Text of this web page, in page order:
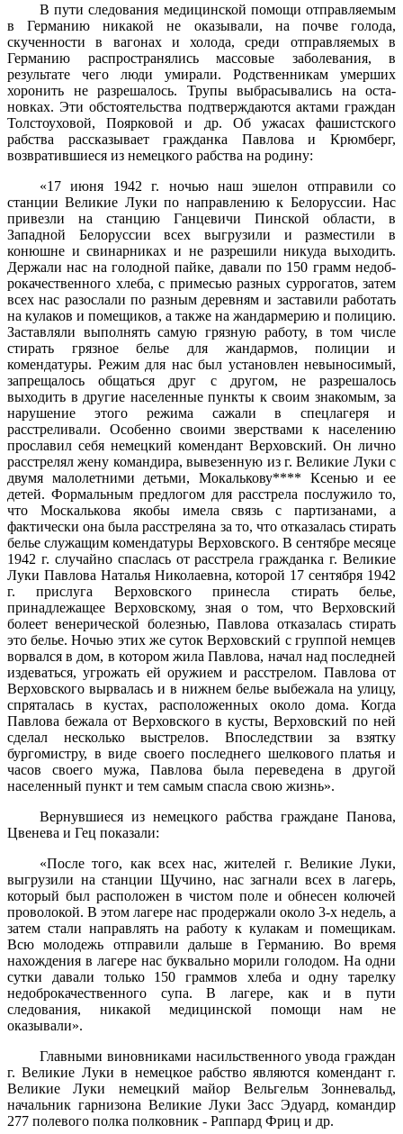
В пути следования медицинской помощи отправляемым
в Герма­нию никакой не оказывали, на почве голода,
скученности в вагонах и холода, среди отправляемых в
Германию распространялись массо­вые заболевания, в
результате чего люди умирали. Родственникам умерших
хоронить не разрешалось. Трупы выбрасывались на оста­
новках. Эти обстоятельства подтверждаются актами граждан
Толстоуховой, Поярковой и др. Об ужасах фашистского
рабства рассказывает гражданка Павлова и Крюмберг,
возвратившиеся из не­мецкого рабства на родину:
«17 июня 1942 г. ночью наш эшелон отправили со
станции Ве­ликие Луки по направлению к Белоруссии. Нас
привезли на станцию Ганцевичи Пинской области, в
Западной Белоруссии всех выгрузили и разместили в
конюшне и свинарниках и не разрешили никуда вы­ходить.
Держали нас на голодной пайке, давали по 150 грамм недоб­
рокачественного хлеба, с примесью разных суррогатов, затем
всех нас разослали по разным деревням и заставили работать
на кулаков и помещиков, а также на жандармерию и полицию.
Заставляли вы­полнять самую грязную работу, в том числе
стирать грязное белье для жандармов, полиции и
комендатуры. Режим для нас был установ­лен невыносимый,
запрещалось общаться друг с другом, не разреша­лось
выходить в другие населенные пункты к своим знакомым, за
нарушение этого режима сажали в спецлагеря и
расстреливали. Осо­бенно своими зверствами к населению
прославил себя немецкий ко­мендант Верховский. Он лично
расстрелял жену командира, вывезенную из г. Великие Луки с
двумя малолетними детьми, Мокалькову**** Ксенью и ее
детей. Формальным предлогом для рас­стрела послужило то,
что Москалькова якобы имела связь с партиза­нами, а
фактически она была расстреляна за то, что отказалась стирать
белье служащим комендатуры Верховского. В сентябре ме­сяце
1942 г. случайно спаслась от расстрела гражданка г. Ве­ликие
Луки Павлова Наталья Николаевна, которой 17 сентября 1942
г. прислуга Верховского принесла стирать белье,
принадлежащее Верховскому, зная о том, что Верховский
болеет венерической бо­лезнью, Павлова отказалась стирать
это белье. Ночью этих же суток Верховский с группой немцев
ворвался в дом, в котором жила Пав­лова, начал над последней
издеваться, угрожать ей оружием и рас­стрелом. Павлова от
Верховского вырвалась и в нижнем белье выбежала на улицу,
спряталась в кустах, расположенных около дома. Когда
Павлова бежала от Верховского в кусты, Верховский по ней
сделал несколько выстрелов. Впоследствии за взятку
бургомистру, в виде своего последнего шелкового платья и
часов своего мужа, Пав­лова была переведена в другой
населенный пункт и тем самым спасла свою жизнь».
Вернувшиеся из немецкого рабства граждане Панова,
Цвенева и Гец показали:
«После того, как всех нас, жителей г. Великие Луки,
выгру­зили на станции Щучино, нас загнали всех в лагерь,
который был расположен в чистом поле и обнесен колючей
проволокой. В этом лагере нас продержали около 3-х недель, а
затем стали направлять на работу к кулакам и помещикам.
Всю молодежь отправили дальше в Германию. Во время
нахождения в лагере нас буквально морили го­лодом. На одни
сутки давали только 150 граммов хлеба и одну та­релку
недоброкачественного супа. В лагере, как и в пути
следования, никакой медицинской помощи нам не
оказывали».
Главными виновниками насильственного увода граждан
г. Великие Луки в немецкое рабство являются комендант г.
Вели­кие Луки немецкий майор Вельгельм Зонневальд,
начальник гарни­зона Великие Луки Засс Эдуард, командир
277 полевого полка полковник - Раппард Фриц и др.